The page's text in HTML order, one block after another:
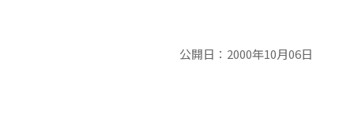
公開日： 2000年10月06日